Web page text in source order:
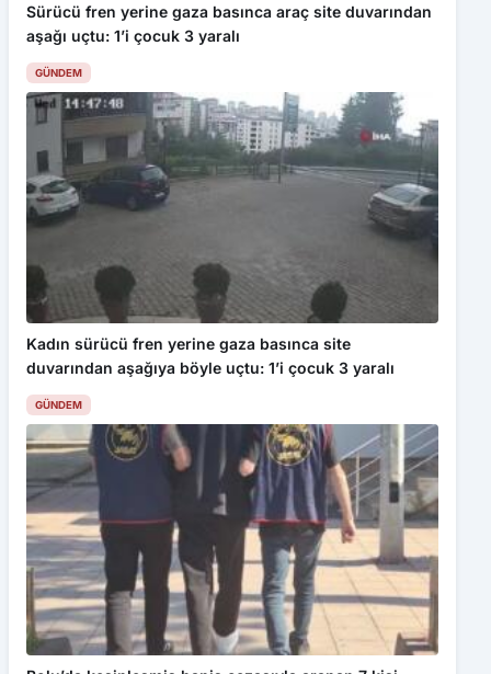
Sürücü fren yerine gaza basınca araç site duvarından
aşağı uçtu: 1’i çocuk 3 yaralı
GÜNDEM
Kadın sürücü fren yerine gaza basınca site
duvarından aşağıya böyle uçtu: 1’i çocuk 3 yaralı
GÜNDEM